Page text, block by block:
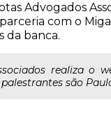
Advogados
com o
da banca.
realiza o
são